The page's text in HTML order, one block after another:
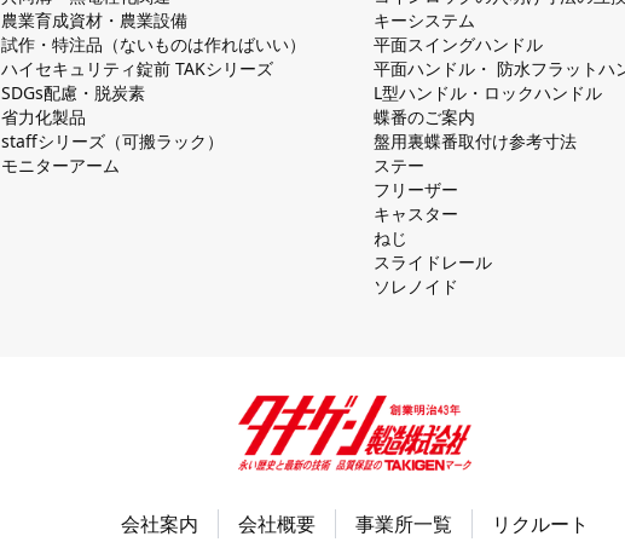
農業育成資材・農業設備
試作・特注品（ないものは作ればいい）
ハイセキュリティ錠前 TAKシリーズ
SDGs配慮・脱炭素
省力化製品
staffシリーズ（可搬ラック）
モニターアーム
キーシステム
平⾯スイングハンドル
平⾯ハンドル・ 防⽔フラットハ
L型ハンドル・ロックハンドル
蝶番のご案内
盤⽤裏蝶番取付け参考⼨法
ステー
フリーザー
キャスター
ねじ
スライドレール
ソレノイド
会社案内 会社概要 事業所一覧 リクルート